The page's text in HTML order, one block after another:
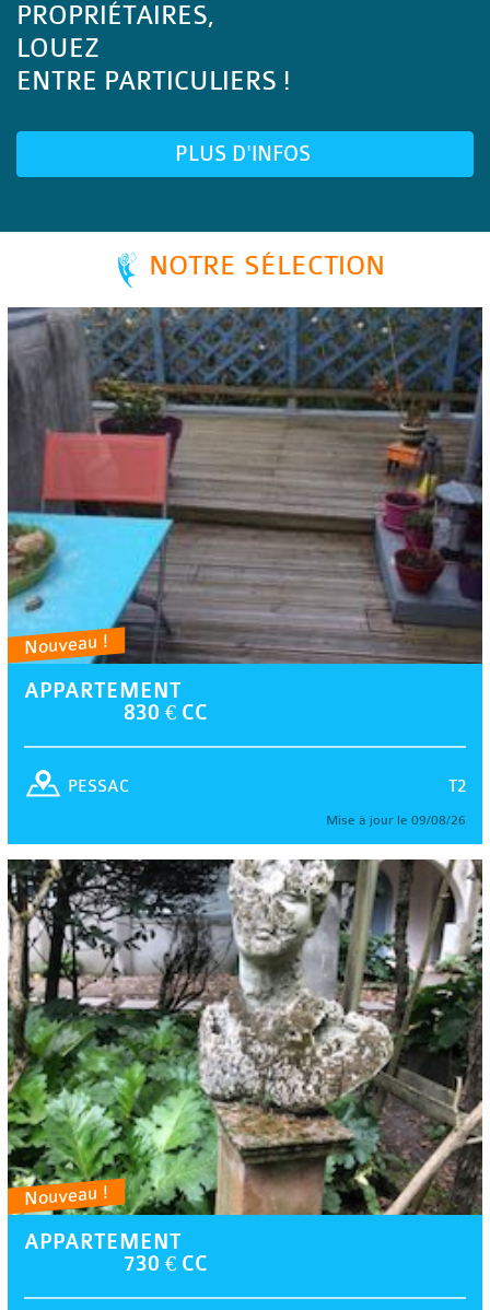
PROPRIÉTAIRES,
LOUEZ
ENTRE PARTICULIERS !
PLUS D'INFOS
NOTRE SÉLECTION
Nouveau !
APPARTEMENT
830 € CC
T2
PESSAC
Mise à jour le 09/08/26
Nouveau !
APPARTEMENT
730 € CC